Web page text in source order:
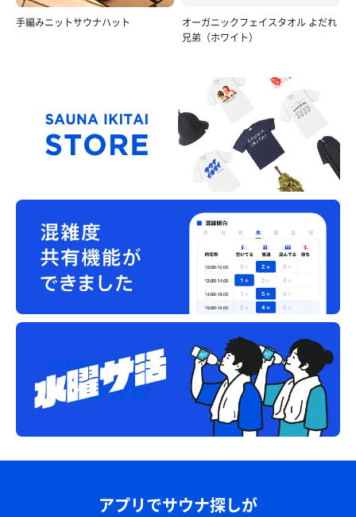
手編みニットサウナハット
オーガニックフェイスタオル よだれ
兄弟（ホワイト）
アプリでサウナ探しが